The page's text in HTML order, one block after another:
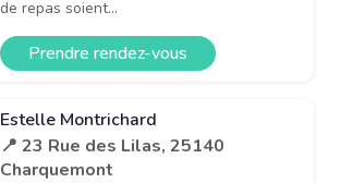
de repas soient...
Prendre rendez-vous
Estelle Montrichard
📍 23 Rue des Lilas, 25140
Charquemont